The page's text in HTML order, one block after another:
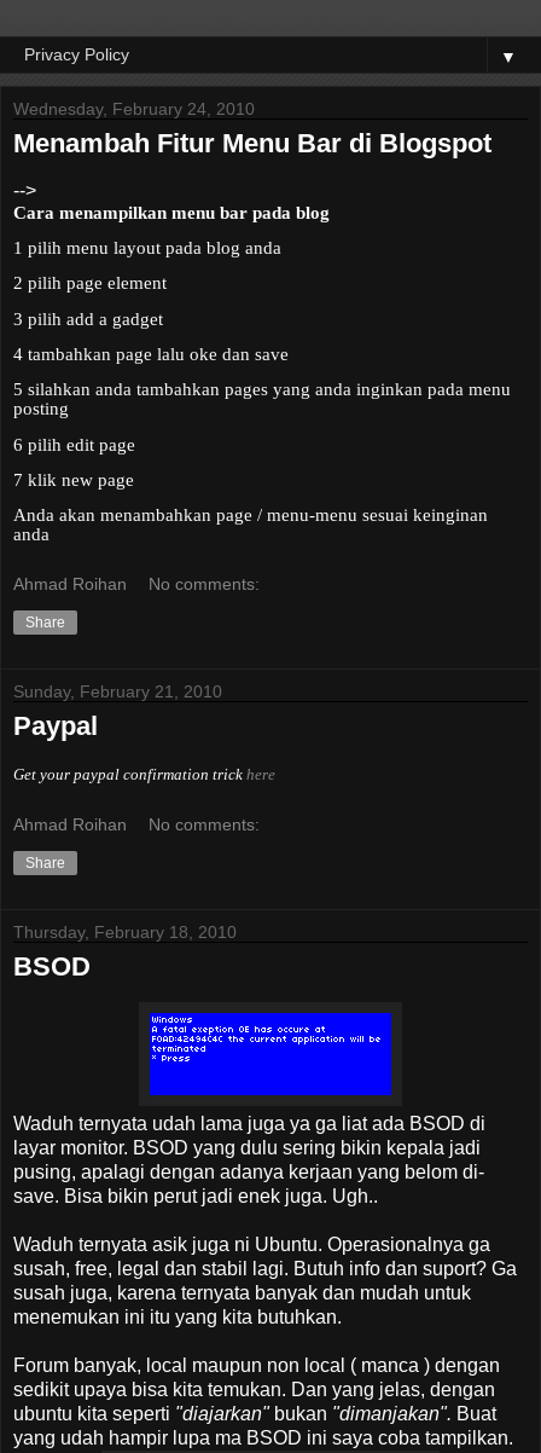
▼
Wednesday, February 24, 2010
Menambah Fitur Menu Bar di Blogspot
-->
Cara menampilkan menu bar pada blog
1 pilih menu layout pada blog anda
2 pilih page element
3 pilih add a gadget
4 tambahkan page lalu oke dan save
5 silahkan anda tambahkan pages yang anda inginkan pada menu
posting
6 pilih edit page
7 klik new page
Anda akan menambahkan page / menu-menu sesuai keinginan
anda
Ahmad Roihan No comments:
Share
Sunday, February 21, 2010
Paypal
Get your paypal confirmation trick here
Ahmad Roihan No comments:
Share
Thursday, February 18, 2010
BSOD
Waduh ternyata udah lama juga ya ga liat ada BSOD di
layar monitor. BSOD yang dulu sering bikin kepala jadi
pusing, apalagi dengan adanya kerjaan yang belom di-
save. Bisa bikin perut jadi enek juga. Ugh..
Waduh ternyata asik juga ni Ubuntu. Operasionalnya ga
susah, free, legal dan stabil lagi. Butuh info dan suport? Ga
susah juga, karena ternyata banyak dan mudah untuk
menemukan ini itu yang kita butuhkan.
Forum banyak, local maupun non local ( manca ) dengan
sedikit upaya bisa kita temukan. Dan yang jelas, dengan
ubuntu kita seperti "diajarkan"bukan "dimanjakan". Buat
yang udah hampir lupa ma BSOD ini saya coba tampilkan.